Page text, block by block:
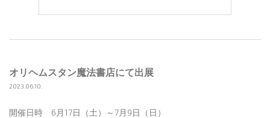
オリヘムスタン魔法書店にて出展
2023.06.10.
開催日時 6月17日（土）～7月9日（日）